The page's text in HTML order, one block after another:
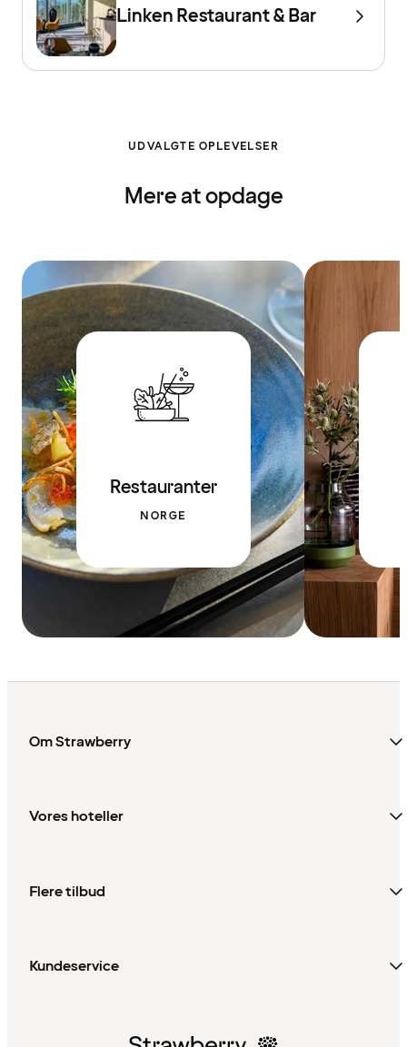
Linken Restaurant & Bar
UDVALGTE OPLEVELSER
Mere at opdage
Restauranter
NORGE
Om Strawberry
Vores hoteller
Flere tilbud
Kundeservice